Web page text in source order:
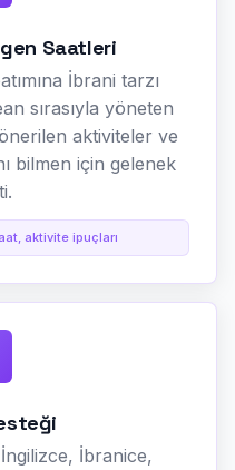
Saatleri
İbrani tarzı
sırasıyla yöneten
aktiviteler ve
bilmen için gelenek
aktivite ipuçları
İbranice,